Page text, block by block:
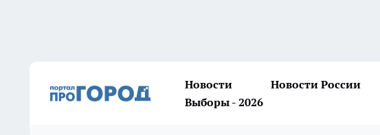
Новости Новости России
Выборы - 2026